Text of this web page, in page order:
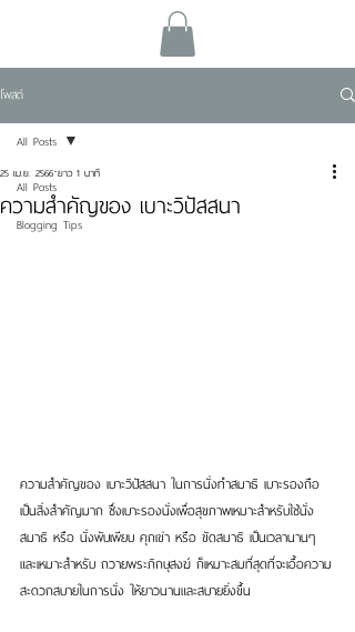
โพสต์
All Posts
Blogging Tips
All Posts
ความสำคัญของ เบาะวิปัสสนา
25 เม.ย. 2566 ยาว 1 นาที
ความสำคัญของ เบาะวิปัสสนา ในการนั่งทำสมาธิ เบาะรองถือ
เป็นสิ่งสำคัญมาก ซึ่งเบาะรองนั่งเพื่อสุขภาพเหมาะสำหรับใช้นั่ง
สมาธิ หรือ นั่งพับเพียบ คุกเข่า หรือ ขัดสมาธิ เป็นเวลานานๆ
และเหมาะสำหรับ ถวายพระภิกษุสงฆ์ ก็เหมาะสมที่สุดที่จะเอื้อความ
สะดวกสบายในการนั่ง ให้ยาวนานและสบายยิ่งขึ้น